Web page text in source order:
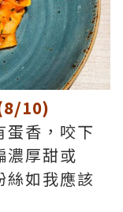
10)
蛋香，咬下
濃厚甜或
絲如我應該